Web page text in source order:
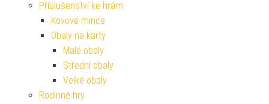
Příslušenství ke hrám
Kovové mince
Obaly na karty
Malé obaly
Střední obaly
Velké obaly
Rodinné hry